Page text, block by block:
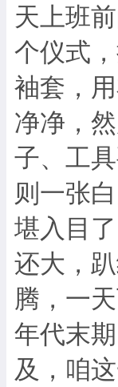
天上班
个仪式
袖套，
净净，
子、工
则一张
堪入目
还大，
腾，一
年代末
及，咱